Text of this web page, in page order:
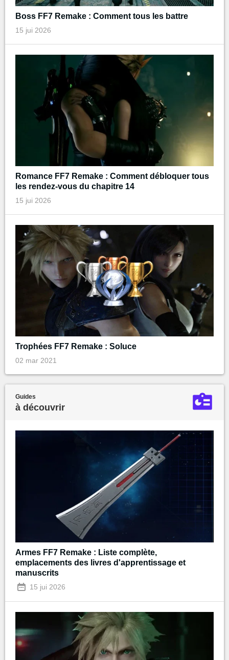
Boss FF7 Remake : Comment tous les battre
15 jui 2026
Romance FF7 Remake : Comment débloquer tous
les rendez-vous du chapitre 14
15 jui 2026
Trophées FF7 Remake : Soluce
02 mar 2021
Guides
à découvrir
Armes FF7 Remake : Liste complète,
emplacements des livres d'apprentissage et
manuscrits
15 jui 2026